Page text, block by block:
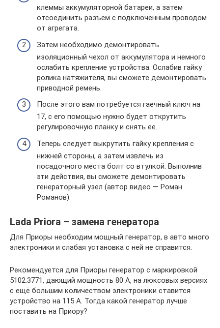
клеммы аккумуляторной батареи, а затем
отсоединить разъем с подключенным проводом
от агрегата.
Затем необходимо демонтировать
изоляционный чехол от аккумулятора и немного
ослабить крепление устройства. Ослабив гайку
ролика натяжителя, вы сможете демонтировать
приводной ремень.
После этого вам потребуется гаечный ключ на
17, с его помощью нужно будет открутить
регулировочную планку и снять ее.
Теперь следует выкрутить гайку крепления с
нижней стороны, а затем извлечь из
посадочного места болт со втулкой. Выполнив
эти действия, вы сможете демонтировать
генераторный узел (автор видео — Роман
Романов).
Lada Priora – замена генератора
Для Приоры необходим мощный генератор, в авто много
электроники и слабая установка с ней не справится.
Рекомендуется для Приоры генератор с маркировкой
5102.3771, дающий мощность 80 А, на люксовых версиях
с ещё большим количеством электроники ставится
устройство на 115 А. Тогда какой генератор лучше
поставить на Приору?